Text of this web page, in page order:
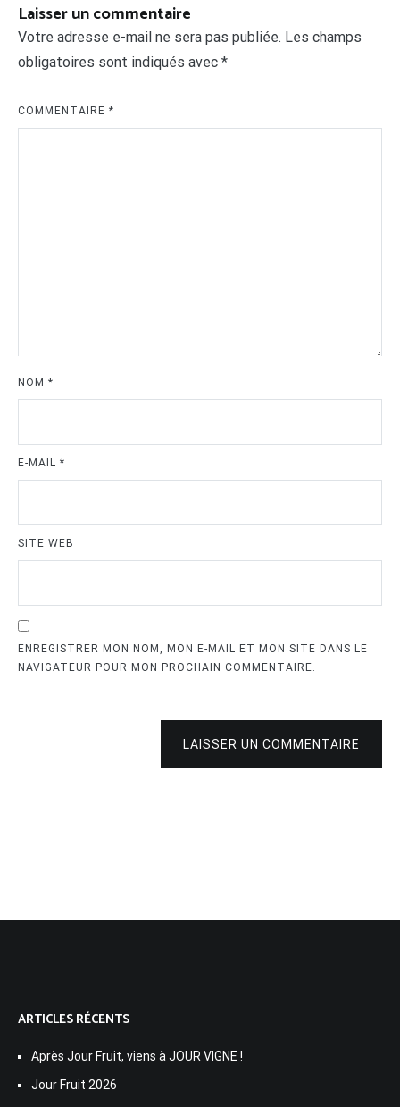
Laisser un commentaire
Votre adresse e-mail ne sera pas publiée. Les champs
obligatoires sont indiqués avec *
COMMENTAIRE *
NOM *
E-MAIL *
SITE WEB
ENREGISTRER MON NOM, MON E-MAIL ET MON SITE DANS LE
NAVIGATEUR POUR MON PROCHAIN COMMENTAIRE.
LAISSER UN COMMENTAIRE
ARTICLES RÉCENTS
Après Jour Fruit, viens à JOUR VIGNE !
Jour Fruit 2026